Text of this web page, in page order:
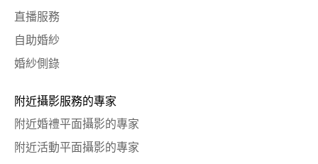
直播服務
自助婚紗
婚紗側錄
附近攝影服務的專家
附近婚禮平面攝影的專家
附近活動平面攝影的專家